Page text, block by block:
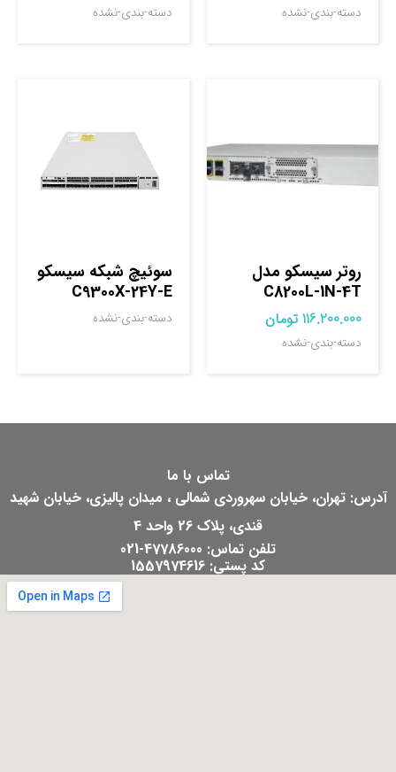
دسته-بندی-نشده دسته-بندی-نشده
روتر سيسکو مدل
C8200L-1N-4T
116.200.000 تومان
دسته-بندی-نشده
سوئیچ شبکه سیسکو
C9300X-24Y-E
دسته-بندی-نشده
تماس با ما
آدرس: تهران، خیابان سهروردی شمالی ، میدان پالیزی، خیابان شهید
قندی، پلاک 26 واحد 4
تلفن تماس: 47786000-021
کد پستی: 1557974616